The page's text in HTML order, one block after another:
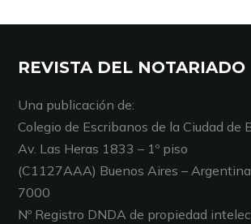
REVISTA DEL NOTARIADO
Una publicación de:
Colegio de Escribanos de la Ciudad de
Av. Las Heras 1833 – 1º piso
(C1127AAA) Buenos Aires –
7000
Nº Registro DNDA de propiedad